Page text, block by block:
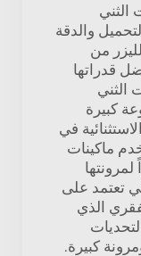
الثني
والدقة
من
قدراتها
الثني
كبيرة
في
ماكينات
تعتمد على
الذي
كبيرة.